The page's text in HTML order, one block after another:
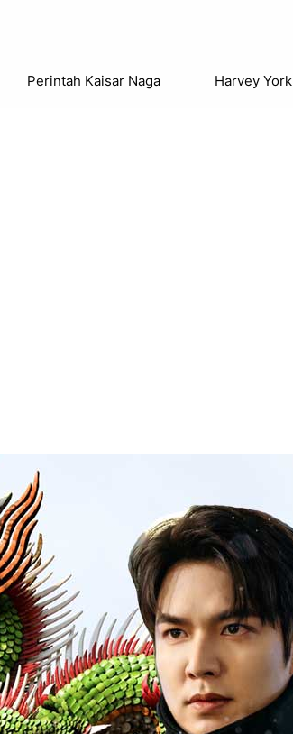
Perintah Kaisar Naga Harvey York